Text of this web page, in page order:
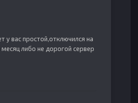
у вас простой,отключился на
месяц либо не дорогой сервер